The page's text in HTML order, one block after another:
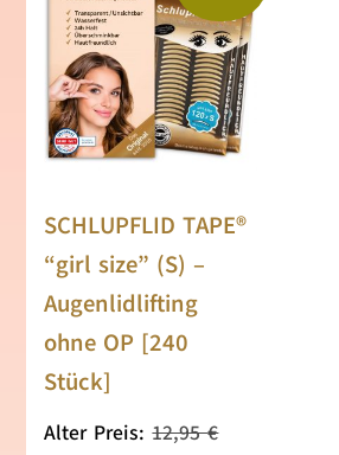
SCHLUPFLID TAPE®
“girl size” (S) –
Augenlidlifting
ohne OP [240
Stück]
Alter Preis: 12,95€Ursprünglicher